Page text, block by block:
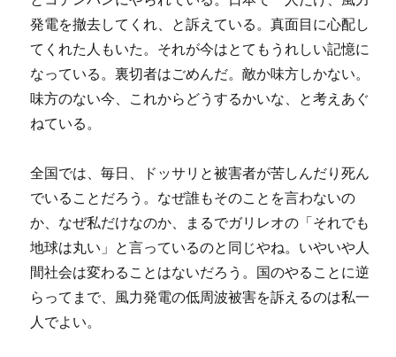
発電を撤去してくれ、と訴えている。真面目に心配し
てくれた人もいた。それが今はとてもうれしい記憶に
なっている。裏切者はごめんだ。敵か味方しかない。
味方のない今、これからどうするかいな、と考えあぐ
ねている。
全国では、毎日、ドッサリと被害者が苦しんだり死ん
でいることだろう。なぜ誰もそのことを言わないの
か、なぜ私だけなのか、まるでガリレオの「それでも
地球は丸い」と言っているのと同じやね。いやいや人
間社会は変わることはないだろう。国のやることに逆
らってまで、風力発電の低周波被害を訴えるのは私一
人でよい。